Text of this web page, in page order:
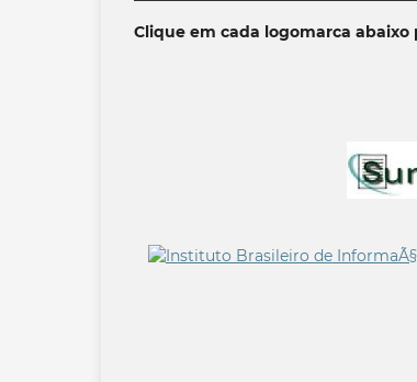
Clique em cada logomarca abaixo